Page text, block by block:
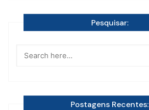
Pesquisar:
Postagens Recentes: